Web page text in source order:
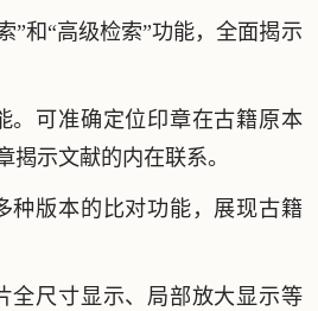
”和“高级检索”功能，全面揭示
。可准确定位印章在古籍原本
揭示文献的内在联系。
种版本的比对功能，展现古籍
全尺寸显示、局部放大显示等